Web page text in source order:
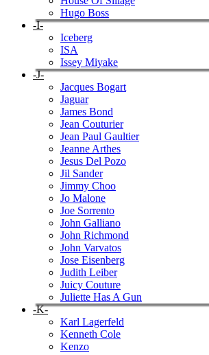
Hugo Boss
-I-
Iceberg
ISA
Issey Miyake
-J-
Jacques Bogart
Jaguar
James Bond
Jean Couturier
Jean Paul Gaultier
Jeanne Arthes
Jesus Del Pozo
Jil Sander
Jimmy Choo
Jo Malone
Joe Sorrento
John Galliano
John Richmond
John Varvatos
Jose Eisenberg
Judith Leiber
Juicy Couture
Juliette Has A Gun
-K-
Karl Lagerfeld
Kenneth Cole
Kenzo